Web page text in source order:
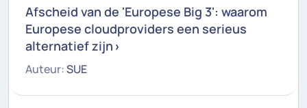
Afscheid van de 'Europese Big 3': waarom
Europese cloudproviders een serieus
alternatief zijn
Auteur:SUE